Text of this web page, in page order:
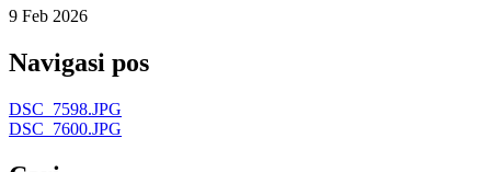
9 Feb 2026
Navigasi pos
DSC_7598.JPG
DSC_7600.JPG